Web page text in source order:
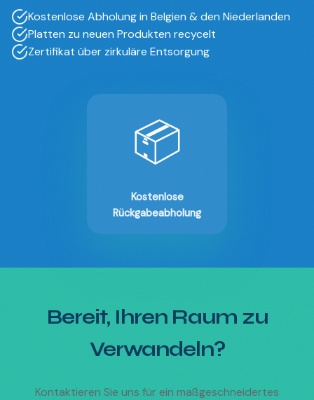
Kostenlose Abholung in Belgien & den Niederlanden
Platten zu neuen Produkten recycelt
Zertifikat über zirkuläre Entsorgung
📦
Kostenlose
Rückgabeabholung
Bereit, Ihren Raum zu
Verwandeln?
Kontaktieren Sie uns für ein maßgeschneidertes